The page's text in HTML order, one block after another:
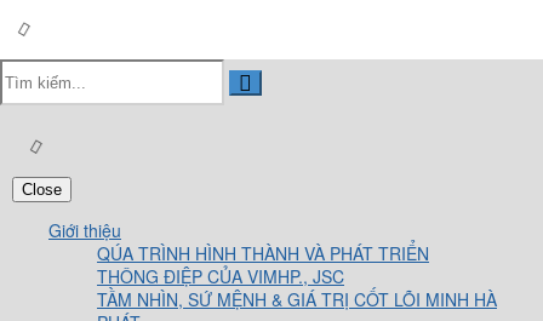
Close
Giới thiệu
QÚA TRÌNH HÌNH THÀNH VÀ PHÁT TRIỂN
THÔNG ĐIỆP CỦA VIMHP., JSC
TẦM NHÌN, SỨ MỆNH & GIÁ TRỊ CỐT LÕI MINH HÀ